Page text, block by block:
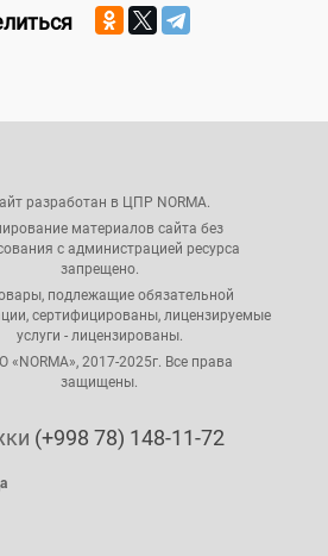
разработан в ЦПР NORMA.
материалов сайта без
с администрацией ресурса
запрещено.
подлежащие обязательной
сертифицированы, лицензируемые
услуги - лицензированы.
«NORMA», 2017-2025г. Все права
защищены.
(+998 78) 148-11-72